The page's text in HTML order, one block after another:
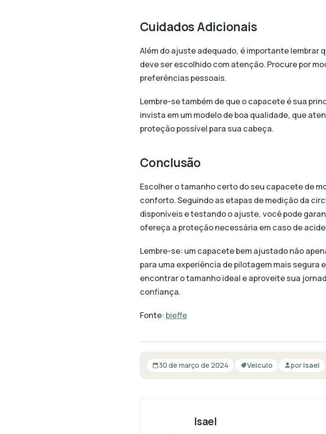
Cuidados Adicionais
Além do ajuste adequado, é importante lembrar
deve ser escolhido com atenção. Procure por
preferências pessoais.
Lembre-se também de que o capacete é sua
invista em um modelo de boa qualidade, que
proteção possível para sua cabeça.
Conclusão
Escolher o tamanho certo do seu capacete de
conforto. Seguindo as etapas de medição da
disponíveis e testando o ajuste, você pode
ofereça a proteção necessária em caso de
Lembre-se: um capacete bem ajustado não
para uma experiência de pilotagem mais segura
encontrar o tamanho ideal e aproveite sua
confiança.
Fonte: bieffe
30 de março de 2024 Veiculo por Isael
Isael